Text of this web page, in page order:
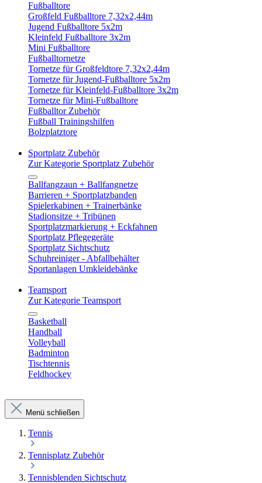
Fußballtore
Großfeld Fußballtore 7,32x2,44m
Jugend Fußballtore 5x2m
Kleinfeld Fußballtore 3x2m
Mini Fußballtore
Fußballtornetze
Tornetze für Großfeldtore 7,32x2,44m
Tornetze für Jugend-Fußballtore 5x2m
Tornetze für Kleinfeld-Fußballtore 3x2m
Tornetze für Mini-Fußballtore
Fußballtor Zubehör
Fußball Trainingshilfen
Bolzplatztore
Sportplatz Zubehör
Zur Kategorie Sportplatz Zubehör
Ballfangzaun + Ballfangnetze
Barrieren + Sportplatzbanden
Spielerkabinen + Trainerbänke
Stadionsitze + Tribünen
Sportplatzmarkierung + Eckfahnen
Sportplatz Pflegegeräte
Sportplatz Sichtschutz
Schuhreiniger - Abfallbehälter
Sportanlagen Umkleidebänke
Teamsport
Zur Kategorie Teamsport
Basketball
Handball
Volleyball
Badminton
Tischtennis
Feldhockey
Menü schließen
Tennis
Tennisplatz Zubehör
Tennisblenden Sichtschutz